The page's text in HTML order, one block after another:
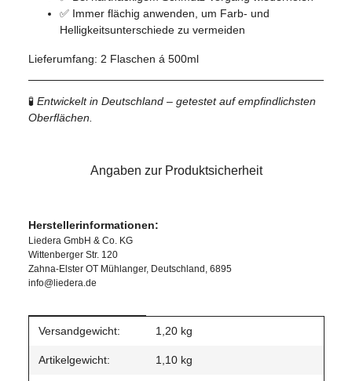
✅ Immer flächig anwenden, um Farb- und
Helligkeitsunterschiede zu vermeiden
Lieferumfang: 2 Flaschen á 500ml
🧪 Entwickelt in Deutschland – getestet auf empfindlichsten
Oberflächen.
Angaben zur Produktsicherheit
Herstellerinformationen:
Liedera GmbH & Co. KG
Wittenberger Str. 120
Zahna-Elster OT Mühlanger, Deutschland, 6895
info@liedera.de
Produkteigenschaft
Wert
Versandgewicht: 1,20 kg
Artikelgewicht: 1,10 kg